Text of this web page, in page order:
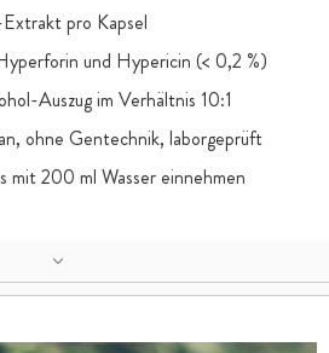
pro Kapsel
und Hypericin (< 0,2 %)
Auszug im Verhältnis 10:1
ohne Gentechnik, laborgeprüft
mit 200 ml Wasser einnehmen